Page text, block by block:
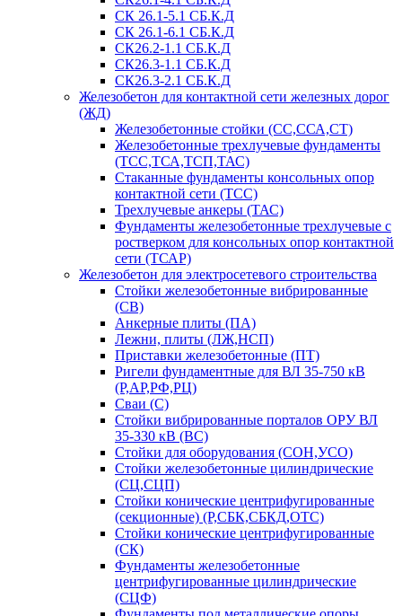
СК 26.1-5.1 СБ.К.Д
СК 26.1-6.1 СБ.К.Д
СК26.2-1.1 СБ.К.Д
СК26.3-1.1 СБ.К.Д
СК26.3-2.1 СБ.К.Д
Железобетон для контактной сети железных дорог
(ЖД)
Железобетонные стойки (СС,ССА,СТ)
Железобетонные трехлучевые фундаменты
(ТСС,ТСА,ТСП,ТАС)
Стаканные фундаменты консольных опор
контактной сети (ТСС)
Трехлучевые анкеры (ТАС)
Фундаменты железобетонные трехлучевые с
ростверком для консольных опор контактной
сети (ТСАР)
Железобетон для электросетевого строительства
Стойки железобетонные вибрированные
(СВ)
Анкерные плиты (ПА)
Лежни, плиты (ЛЖ,НСП)
Приставки железобетонные (ПТ)
Ригели фундаментные для ВЛ 35-750 кВ
(Р,АР,РФ,РЦ)
Сваи (С)
Стойки вибрированные порталов ОРУ ВЛ
35-330 кВ (ВС)
Стойки для оборудования (СОН,УСО)
Стойки железобетонные цилиндрические
(СЦ,СЦП)
Стойки конические центрифугированные
(секционные) (Р,СБК,СБКД,ОТС)
Стойки конические центрифугированные
(СК)
Фундаменты железобетонные
центрифугированные цилиндрические
(СЦФ)